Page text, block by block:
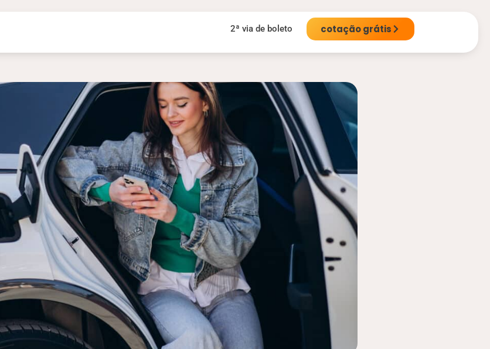
2ª via de boleto cotação grátis